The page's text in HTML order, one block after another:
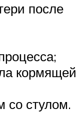
после
кормящей
со стулом.